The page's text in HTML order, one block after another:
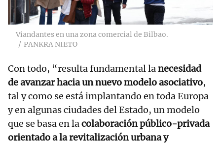
Viandantes en una zona comercial de Bilbao.
PANKRA NIETO
Con todo, “resulta fundamental lanecesidad
de avanzar hacia un nuevo modelo asociativo,
tal y como se está implantando en toda Europa
y en algunas ciudades del Estado, un modelo
que se basa en lacolaboración público-privada
orientado a la revitalización urbana y